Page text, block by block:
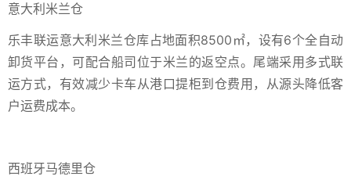
意大利米兰仓
乐丰联运意大利米兰仓库占地面积8500㎡，设有6个全自动
卸货平台，可配合船司位于米兰的返空点。尾端采用多式联
运方式，有效减少卡车从港口提柜到仓费用，从源头降低客
户运费成本。
西班牙马德里仓